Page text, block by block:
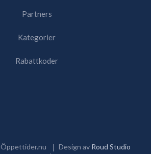
Partners
Kategorier
Rabattkoder
Öppettider.nu Design av Roud Studio